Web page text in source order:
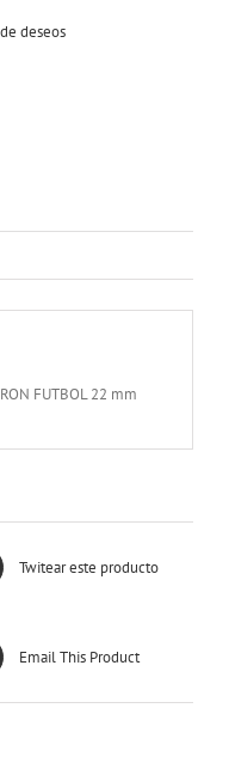
deseos
FUTBOL 22 mm
Twitear este producto
Email This Product